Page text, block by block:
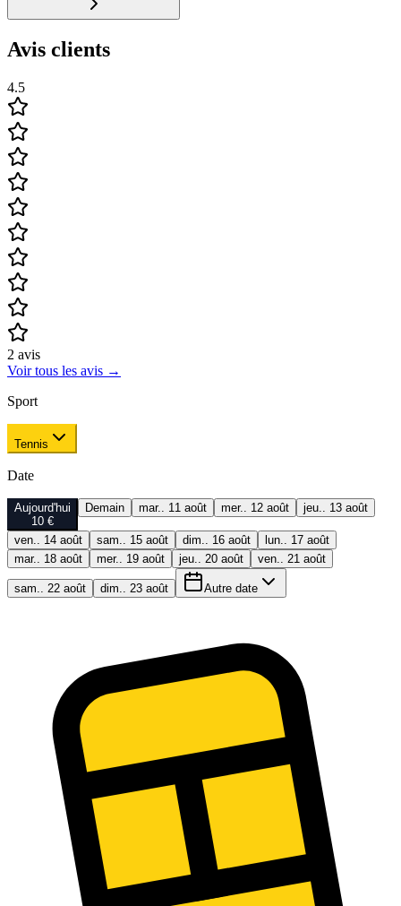
Avis clients
4.5
2 avis
Voir tous les avis →
Sport
Tennis
Date
Aujourd'hui
10 €
Demain mar.. 11 août mer.. 12 août jeu.. 13 août
ven.. 14 août sam.. 15 août dim.. 16 août
lun.. 17 août
mar.. 18 août
mer.. 19 août jeu.. 20 août ven.. 21 août
sam.. 22 août dim.. 23 août Autre date